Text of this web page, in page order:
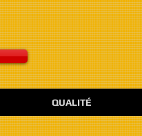
QUALITÉ